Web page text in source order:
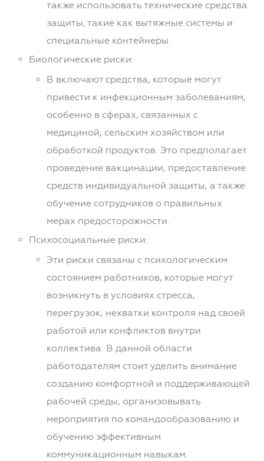
также использовать технические средства
защиты, такие как вытяжные системы и
специальные контейнеры.
Биологические риски:
В включают средства, которые могут
привести к инфекционным заболеваниям,
особенно в сферах, связанных с
медициной, сельским хозяйством или
обработкой продуктов. Это предполагает
проведение вакцинации, предоставление
средств индивидуальной защиты, а также
обучение сотрудников о правильных
мерах предосторожности.
Психосоциальные риски:
Эти риски связаны с психологическим
состоянием работников, которые могут
возникнуть в условиях стресса,
перегрузок, нехватки контроля над своей
работой или конфликтов внутри
коллектива. В данной области
работодателям стоит уделить внимание
созданию комфортной и поддерживающей
рабочей среды, организовывать
мероприятия по командообразованию и
обучению эффективным
коммуникационным навыкам.